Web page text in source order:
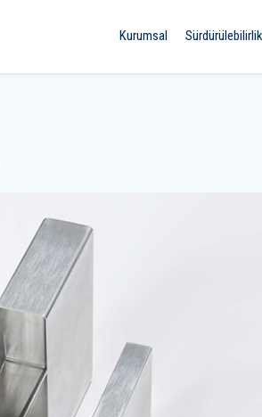
Kurumsal Sürdürülebilirlik